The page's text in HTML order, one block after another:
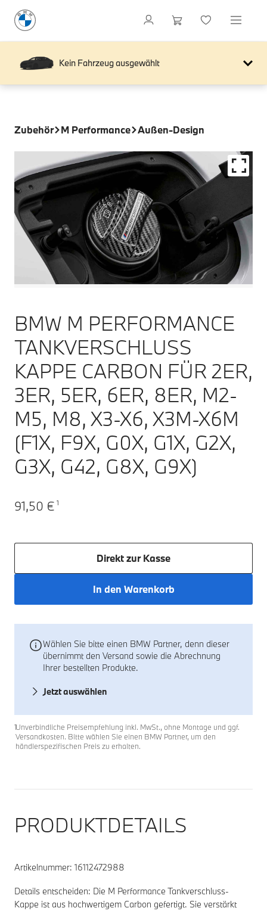
Kein Fahrzeug ausgewählt
Zubehör M Performance Außen-Design
BMW M PERFORMANCE
TANKVERSCHLUSS
KAPPE CARBON FÜR 2ER,
3ER, 5ER, 6ER, 8ER, M2-
M5, M8, X3-X6, X3M-X6M
(F1X, F9X, G0X, G1X, G2X,
G3X, G42, G8X, G9X)
Aktueller Preis: 91,50 €
91,50 € 1
Direkt zur Kasse
In den Warenkorb
Wählen Sie bitte einen BMW Partner, denn dieser
übernimmt den Versand sowie die Abrechnung
Ihrer bestellten Produkte.
Jetzt auswählen
Fußnoten
Fußnote 1
Unverbindliche Preisempfehlung inkl. MwSt., ohne Montage und ggf.
Versandkosten. Bitte wählen Sie einen BMW Partner, um den
händlerspezifischen Preis zu erhalten.
1
PRODUKTDETAILS
Artikelnummer: 16112472988
Details entscheiden: Die M Performance Tankverschluss-
Kappe ist aus hochwertigem Carbon gefertigt. Sie verstärkt